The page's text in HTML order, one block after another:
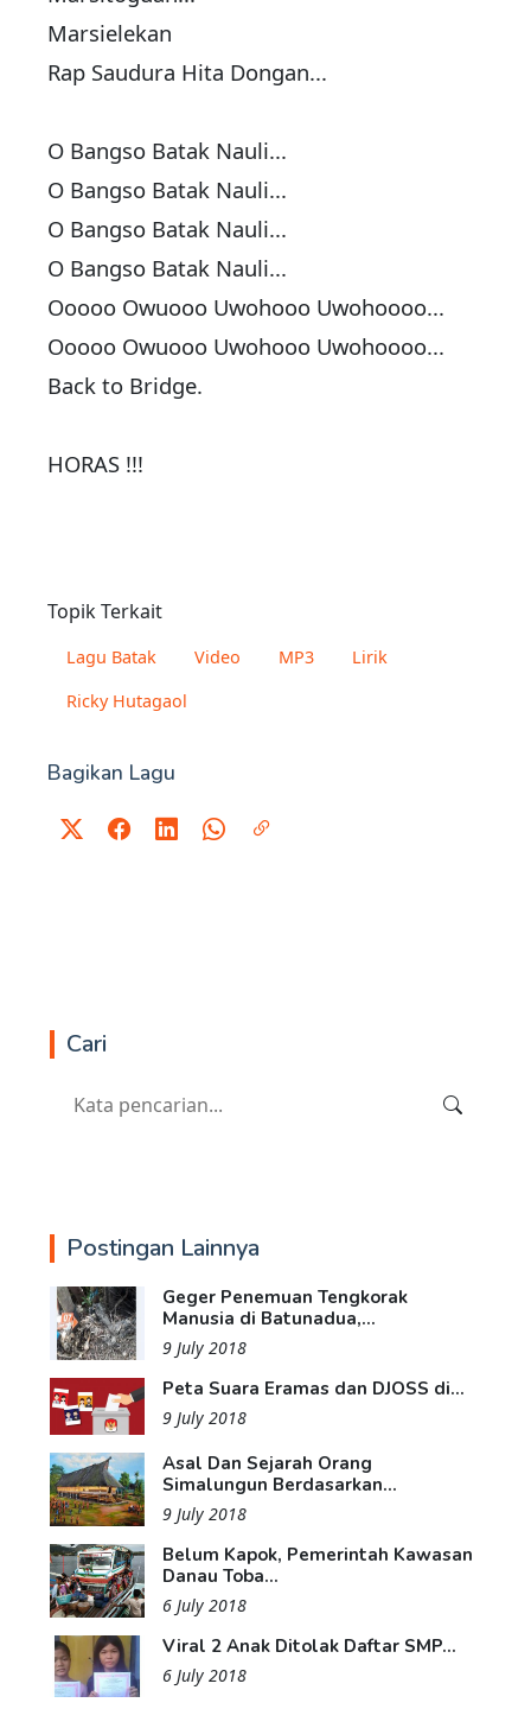
Marsielekan
Rap Saudura Hita Dongan...
O Bangso Batak Nauli...
O Bangso Batak Nauli...
O Bangso Batak Nauli...
O Bangso Batak Nauli...
Ooooo Owuooo Uwohooo Uwohoooo...
Ooooo Owuooo Uwohooo Uwohoooo...
Back to Bridge.
HORAS !!!
Topik Terkait
Lagu Batak Video MP3
Lirik
Ricky Hutagaol
Bagikan Lagu
Cari
Postingan Lainnya
Geger Penemuan Tengkorak
Manusia di Batunadua,...
9 July 2018
Peta Suara Eramas dan DJOSS di...
9 July 2018
Asal Dan Sejarah Orang
Simalungun Berdasarkan...
9 July 2018
Belum Kapok, Pemerintah Kawasan
Danau Toba...
6 July 2018
Viral 2 Anak Ditolak Daftar SMP...
6 July 2018